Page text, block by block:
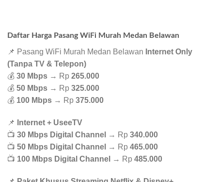
Daftar Harga Pasang WiFi Murah Medan Belawan
📌 Pasang WiFi Murah Medan Belawan Internet Only
(Tanpa TV & Telepon)
💰 30 Mbps → Rp 265.000
💰 50 Mbps → Rp 325.000
💰 100 Mbps → Rp 375.000
📌
Internet + UseeTV
📺 30 Mbps Digital Channel → Rp 340.000
📺 50 Mbps Digital Channel → Rp 465.000
📺 100 Mbps Digital Channel → Rp 485.000